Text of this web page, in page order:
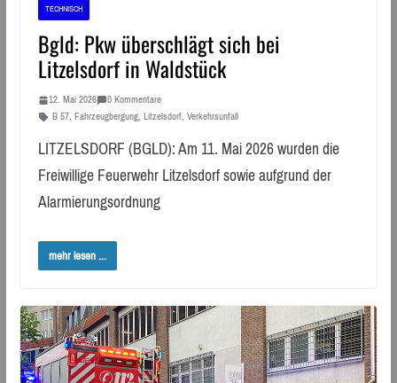
TECHNISCH
Bgld: Pkw überschlägt sich bei
Litzelsdorf in Waldstück
12. Mai 2026
0 Kommentare
B 57, Fahrzeugbergung, Litzelsdorf, Verkehrsunfall
LITZELSDORF (BGLD): Am 11. Mai 2026 wurden die
Freiwillige Feuerwehr Litzelsdorf sowie aufgrund der
Alarmierungsordnung
mehr lesen ...